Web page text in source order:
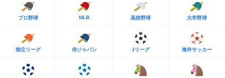
プロ野球 MLB 高校野球 大学野球
独立リーグ 侍ジャパン Jリーグ 海外サッカー